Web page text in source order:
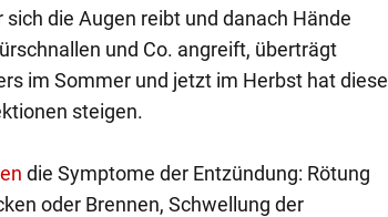
die Augen reibt und danach Hände
und Co. angreift, überträgt
im Sommer und jetzt im Herbst hat diese
steigen.
die Symptome der Entzündung: Rötung
oder Brennen, Schwellung der